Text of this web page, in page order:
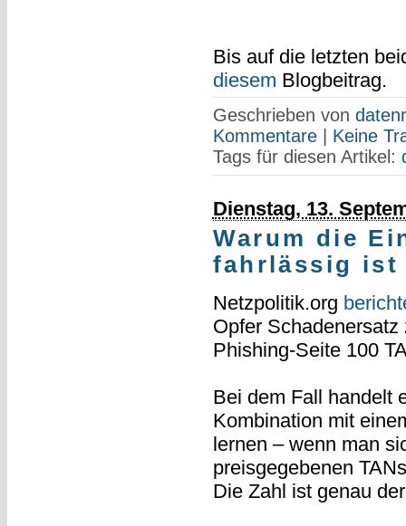
Bis auf die letzten
diesem Blogbeitrag.
Geschrieben von
Kommentare| Keine
Tags für diesen Artikel:
Dienstag, 13.
Warum die
fahrlässig ist
Netzpolitik.org
Opfer
Phishing-Seite 100
Bei dem Fall handelt
Kombination mit
lernen – wenn man
preisgegebenen
Die Zahl ist genau